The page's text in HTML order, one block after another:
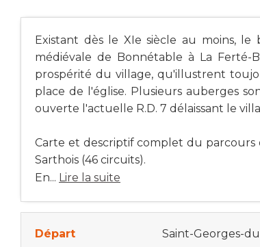
Existant dès le XIe siècle au moins,
médiévale de Bonnétable à La
prospérité du village, qu'illustrent
place de l'église. Plusieurs auberges
ouverte l'actuelle R.D. 7 délaissant le
Carte et descriptif complet du parcours
Sarthois (46 circuits).
En... Lire la suite
Départ Saint-Georges-